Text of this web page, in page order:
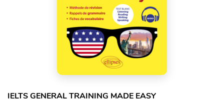
IELTS GENERAL TRAINING MADE EASY